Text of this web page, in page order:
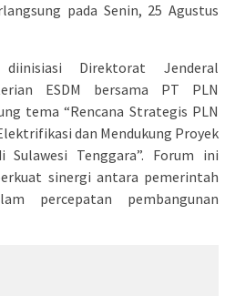
pada Senin, 25 Agustus
Direktorat Jenderal
ESDM bersama PT PLN
tema “Rencana Strategis PLN
dan Mendukung Proyek
Tenggara”. Forum ini
sinergi antara pemerintah
percepatan pembangunan